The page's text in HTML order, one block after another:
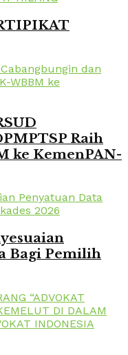
Raih
ke KemenPAN-
Bagi Pemilih